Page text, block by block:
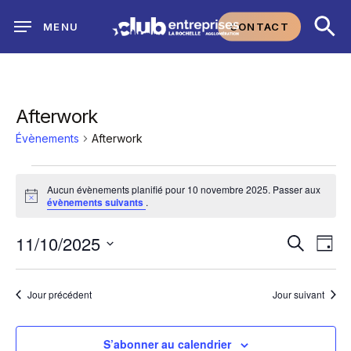
main
CONTACT
MENU
Afterwork
Évènements Afterwork
Évènements
for
10
novembre
2025
Notice
Aucun évènements planifié pour 10 novembre 2025. Passer aux
évènements suivants .
et
Recherche
de
Jour
11/10/2025
Sélectionnez
uneJour précédent Jour suivant
S’abonner au calendrier